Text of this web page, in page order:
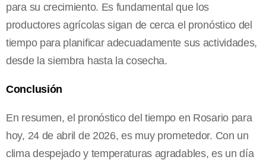
para su crecimiento. Es fundamental que los
productores agrícolas sigan de cerca el pronóstico del
tiempo para planificar adecuadamente sus actividades,
desde la siembra hasta la cosecha.
Conclusión
En resumen, el pronóstico del tiempo en Rosario para
hoy, 24 de abril de 2026, es muy prometedor. Con un
clima despejado y temperaturas agradables, es un día